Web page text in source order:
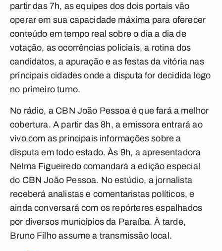
partir das 7h, as equipes dos dois portais vão
operar em sua capacidade máxima para oferecer
conteúdo em tempo real sobre o dia a dia de
votação, as ocorrências policiais, a rotina dos
candidatos, a apuração e as festas da vitória nas
principais cidades onde a disputa for decidida logo
no primeiro turno.
No rádio, a CBN João Pessoa é que fará a melhor
cobertura. A partir das 8h, a emissora entrará ao
vivo com as principais informações sobre a
disputa em todo estado. Às 9h, a apresentadora
Nelma Figueiredo comandará a edição especial
do CBN João Pessoa. No estúdio, a jornalista
receberá analistas e comentaristas políticos, e
ainda conversará com os repórteres espalhados
por diversos municípios da Paraíba. À tarde,
Bruno Filho assume a transmissão local.